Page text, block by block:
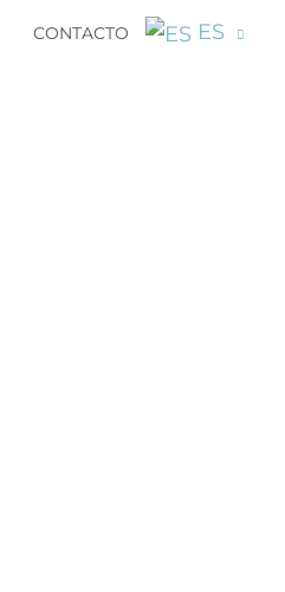
CONTACTO ES